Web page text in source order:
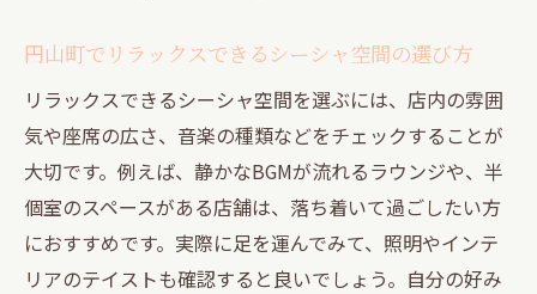
円山町でリラックスできるシーシャ空間の選び方
リラックスできるシーシャ空間を選ぶには、店内の雰囲
気や座席の広さ、音楽の種類などをチェックすることが
大切です。例えば、静かなBGMが流れるラウンジや、半
個室のスペースがある店舗は、落ち着いて過ごしたい方
におすすめです。実際に足を運んでみて、照明やインテ
リアのテイストも確認すると良いでしょう。自分の好み